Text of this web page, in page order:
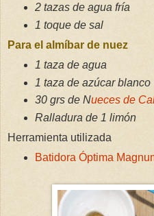
2 tazas de agua fría
1 toque de sal
Para el almíbar de nuez
1 taza de agua
1 taza de azúcar blanco
30 grs de Nueces de
Ralladura de 1 limón
Herramienta utilizada
Batidora Óptima